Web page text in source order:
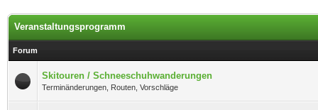
Veranstaltungsprogramm
Forum
Skitouren / Schneeschuhwanderungen
Terminänderungen, Routen, Vorschläge